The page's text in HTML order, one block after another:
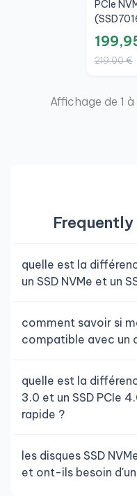
PCIe
219,00 €
Affichage de 1
quelle est la
un SSD NVMe et un
comment savoir si
compatible avec un
quelle est la
3.0 et un SSD PCIe
rapide ?
les disques SSD
et ont-ils besoin